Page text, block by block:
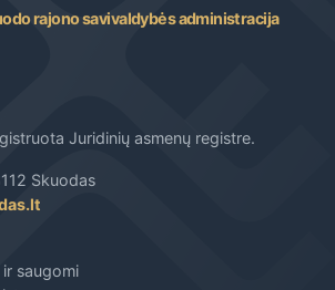
rajono savivaldybės administracija
Juridinių asmenų registre.
Skuodas
saugomi